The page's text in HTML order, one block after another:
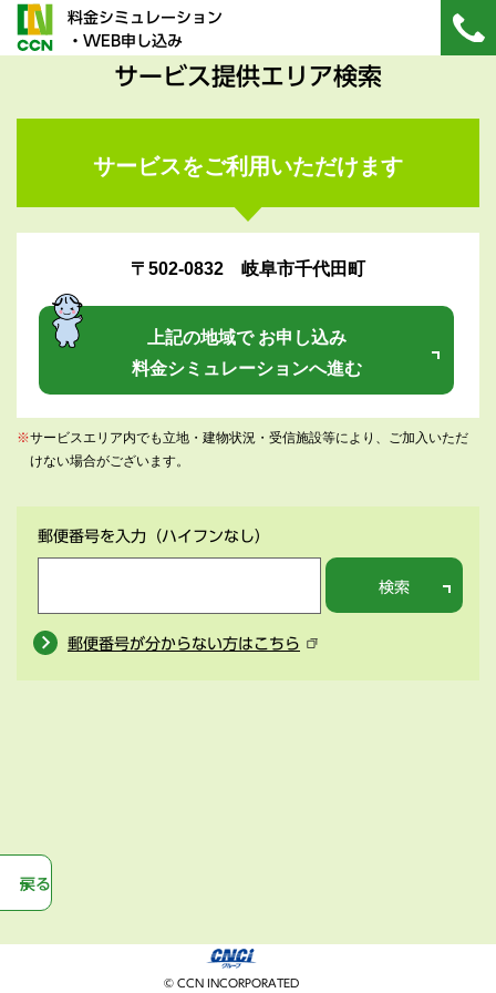
料金シミュレーション
・WEB申し込み
サービス提供エリア検索
サービスをご利用いただけます
〒502-0832 岐阜市千代田町
上記の地域で お申し込み
料金シミュレーションへ進む
※サービスエリア内でも立地・建物状況・受信施設等により、ご加入いただ
けない場合がございます。
郵便番号を入力 （ハイフンなし）
検索
郵便番号が分からない方はこちら
戻る
© CCN INCORPORATED